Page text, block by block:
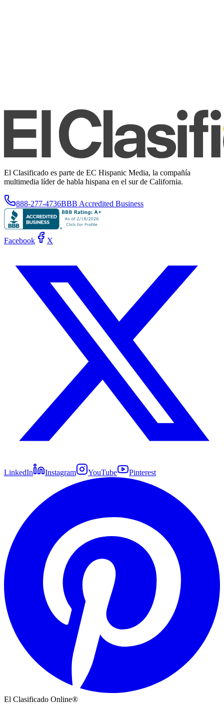
El Clasificado es parte de EC Hispanic Media, la compañía
multimedia líder de habla hispana en el sur de California.
888-277-4736BBB Accredited Business
Facebook X
LinkedIn Instagram YouTube Pinterest
El Clasificado Online®